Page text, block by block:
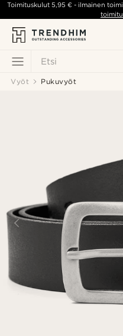
Etsi
Toimituskulut5,95 € - ilmainen
Vyöt Pukuvyöt